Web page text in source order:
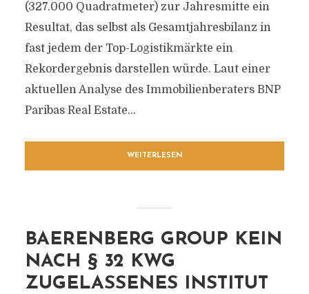
(327.000 Quadratmeter) zur Jahresmitte ein
Resultat, das selbst als Gesamtjahresbilanz in
fast jedem der Top-Logistikmärkte ein
Rekordergebnis darstellen würde. Laut einer
aktuellen Analyse des Immobilienberaters BNP
Paribas Real Estate...
WEITERLESEN
BAERENBERG GROUP KEIN
NACH § 32 KWG
ZUGELASSENES INSTITUT